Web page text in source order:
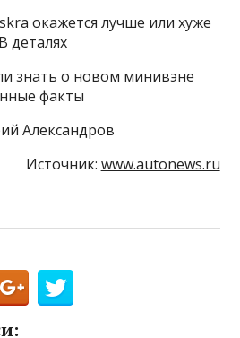
окажется лучше или хуже
деталях
знать о новом минивэне
факты
Александров
Источник: www.autonews.ru